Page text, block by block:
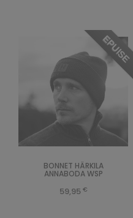
EPUISE
BONNET HÄRKILA
ANNABODA WSP
59,95 €